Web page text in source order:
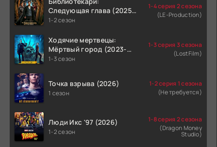
Следующая глава (2025-
2026)
1-2 сезон
1-4 серия 2 сезона
(LE-Production)
Ходячие мертвецы:
Мёртвый город (2023-
2026)
1-3 сезон
1-3 серия 3 сезона
(LostFilm)
Точка взрыва (2026)
1 сезон
1-2 серия 1 сезона
(Не требуется)
Люди Икс '97 (2026)
1-2 сезон
1-8 серия 2 сезона
(Dragon Money
Studio)